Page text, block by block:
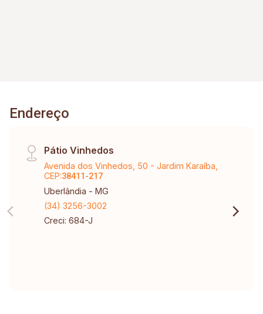
Endereço
Pátio Vinhedos
Avenida dos Vinhedos, 50 - Jardim Karaíba,
CEP:38411-217
Uberlândia - MG
(34) 3256-3002
Creci: 684-J